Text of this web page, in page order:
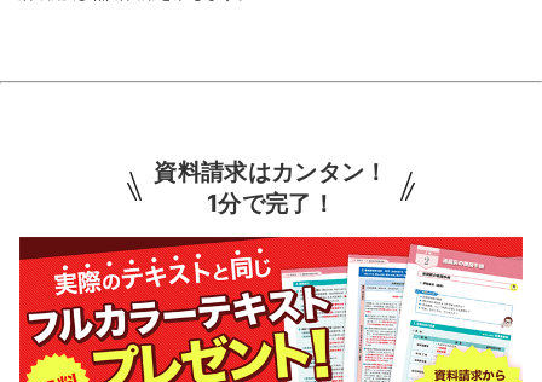
資料請求はカンタン！
1分で完了！